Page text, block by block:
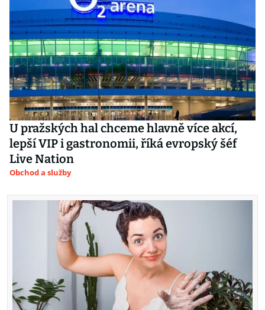
U pražských hal chceme hlavně více akcí,
lepší VIP i gastronomii, říká evropský šéf
Live Nation
Obchod a služby